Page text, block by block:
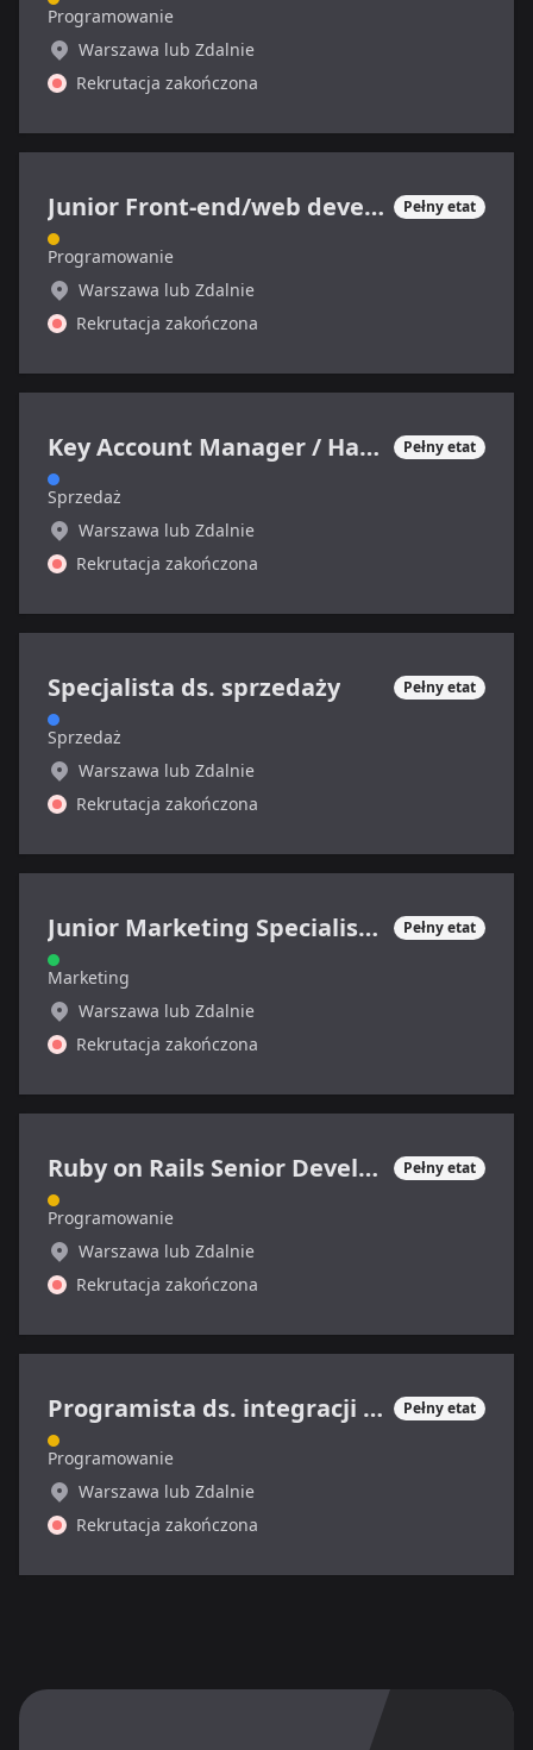
Programowanie
Warszawa lub Zdalnie
Rekrutacja zakończona
Junior Front-end/web developer Pełny etat
Programowanie
Warszawa lub Zdalnie
Rekrutacja zakończona
Key Account Manager / Handlowiec IT (ERP i CRM) Pełny etat
Sprzedaż
Warszawa lub Zdalnie
Rekrutacja zakończona
Specjalista ds. sprzedaży Pełny etat
Sprzedaż
Warszawa lub Zdalnie
Rekrutacja zakończona
Junior Marketing Specialist (sektor SAAS, B2B) Pełny etat
Marketing
Warszawa lub Zdalnie
Rekrutacja zakończona
Ruby on Rails Senior Developer Pełny etat
Programowanie
Warszawa lub Zdalnie
Rekrutacja zakończona
Programista ds. integracji systemów Pełny etat
Programowanie
Warszawa lub Zdalnie
Rekrutacja zakończona